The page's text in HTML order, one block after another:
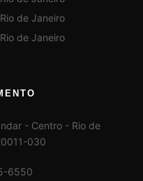
- Centro - Rio de
030
6550